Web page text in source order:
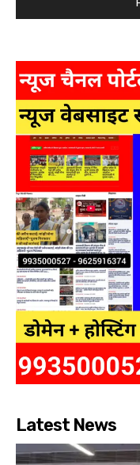
Latest News